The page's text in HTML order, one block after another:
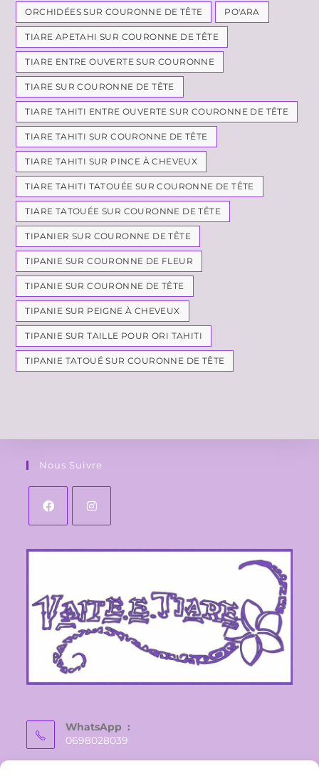
ORCHIDÉES SUR COURONNE DE TÊTE PO'ARA
TIARE APETAHI SUR COURONNE DE TÊTE
TIARE ENTRE OUVERTE SUR COURONNE
TIARE SUR COURONNE DE TÊTE
TIARE TAHITI ENTRE OUVERTE SUR COURONNE DE TÊTE
TIARE TAHITI SUR COURONNE DE TÊTE
TIARE TAHITI SUR PINCE À CHEVEUX
TIARE TAHITI TATOUÉE SUR COURONNE DE TÊTE
TIARE TATOUÉE SUR COURONNE DE TÊTE
TIPANIER SUR COURONNE DE TÊTE
TIPANIE SUR COURONNE DE FLEUR
TIPANIE SUR COURONNE DE TÊTE
TIPANIE SUR PEIGNE À CHEVEUX
TIPANIE SUR TAILLE POUR ORI TAHITI
TIPANIE TATOUÉ SUR COURONNE DE TÊTE
Nous Suivre
WhatsApp :
0698028039